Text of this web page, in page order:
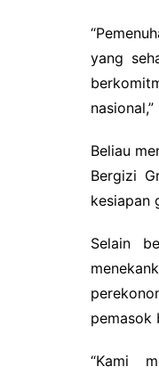
yang
Beliau
Bergizi
kesiapan
Selain
pemasok
“Kami